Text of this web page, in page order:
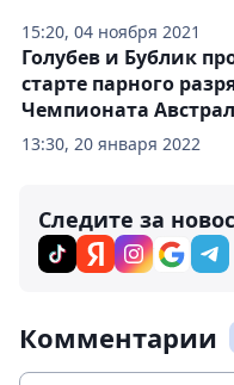
15:20, 04 ноября 2021
13:30, 20 января 2022
Голубев и Бублик
старте парного
Чемпионата
Следите за
Комментарии